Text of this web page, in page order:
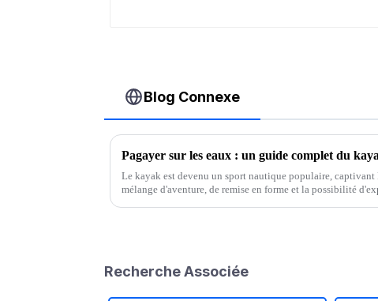
Blog Connexe
Pagayer sur les eaux : un guide complet du
Le kayak est devenu un sport nautique populaire, captivant
mélange d'aventure, de remise en forme et la possibilité
Recherche Associée